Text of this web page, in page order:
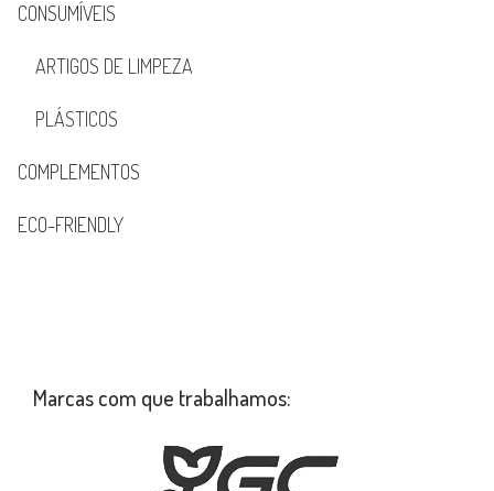
CONSUMÍVEIS
ARTIGOS DE LIMPEZA
PLÁSTICOS
COMPLEMENTOS
ECO-FRIENDLY
Marcas com que trabalhamos: